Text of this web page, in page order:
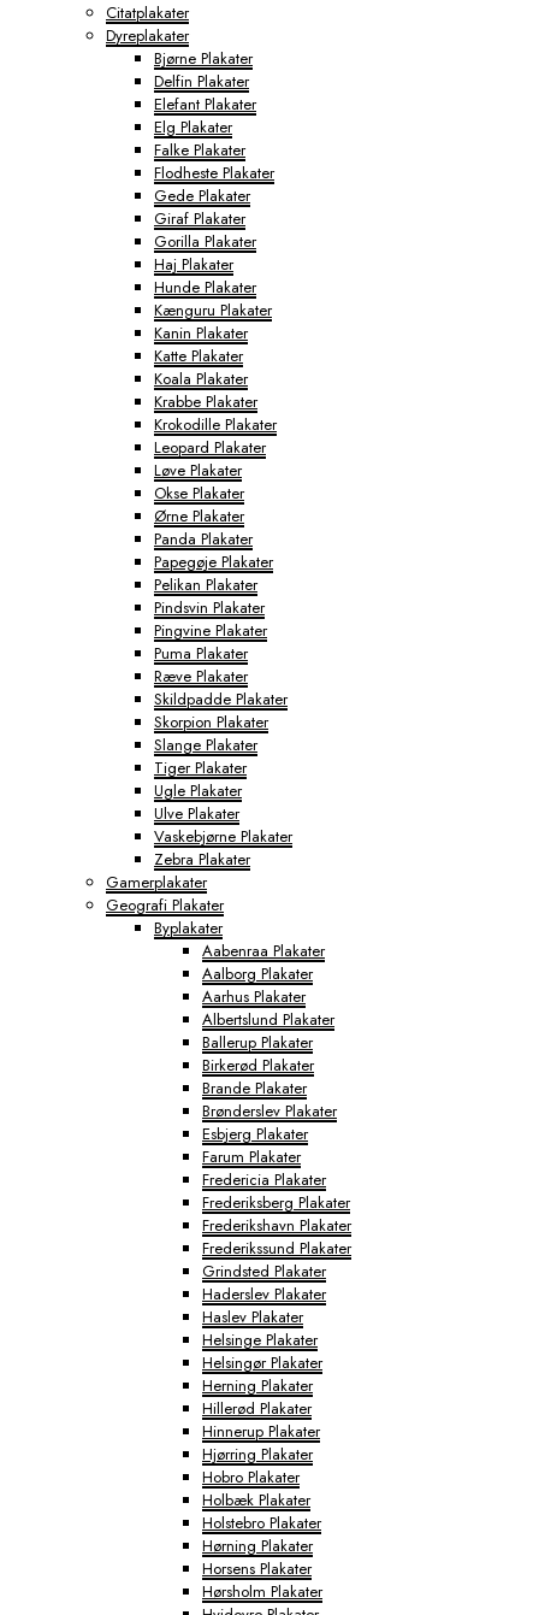
Citatplakater
Dyreplakater
Bjørne Plakater
Delfin Plakater
Elefant Plakater
Elg Plakater
Falke Plakater
Flodheste Plakater
Gede Plakater
Giraf Plakater
Gorilla Plakater
Haj Plakater
Hunde Plakater
Kænguru Plakater
Kanin Plakater
Katte Plakater
Koala Plakater
Krabbe Plakater
Krokodille Plakater
Leopard Plakater
Løve Plakater
Okse Plakater
Ørne Plakater
Panda Plakater
Papegøje Plakater
Pelikan Plakater
Pindsvin Plakater
Pingvine Plakater
Puma Plakater
Ræve Plakater
Skildpadde Plakater
Skorpion Plakater
Slange Plakater
Tiger Plakater
Ugle Plakater
Ulve Plakater
Vaskebjørne Plakater
Zebra Plakater
Gamerplakater
Geografi Plakater
Byplakater
Aabenraa Plakater
Aalborg Plakater
Aarhus Plakater
Albertslund Plakater
Ballerup Plakater
Birkerød Plakater
Brande Plakater
Brønderslev Plakater
Esbjerg Plakater
Farum Plakater
Fredericia Plakater
Frederiksberg Plakater
Frederikshavn Plakater
Frederikssund Plakater
Grindsted Plakater
Haderslev Plakater
Haslev Plakater
Helsinge Plakater
Helsingør Plakater
Herning Plakater
Hillerød Plakater
Hinnerup Plakater
Hjørring Plakater
Hobro Plakater
Holbæk Plakater
Holstebro Plakater
Hørning Plakater
Horsens Plakater
Hørsholm Plakater